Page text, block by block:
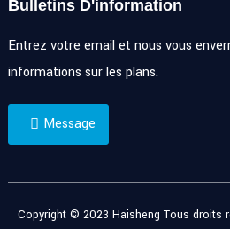
Bulletins D'information
Entrez votre email et nous vous
informations sur les plans.
Message
Copyright © 2023 Haisheng Tous droits